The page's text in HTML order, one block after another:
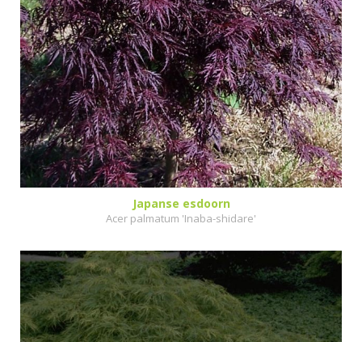
Japanse esdoorn
Acer palmatum 'Inaba-shidare'